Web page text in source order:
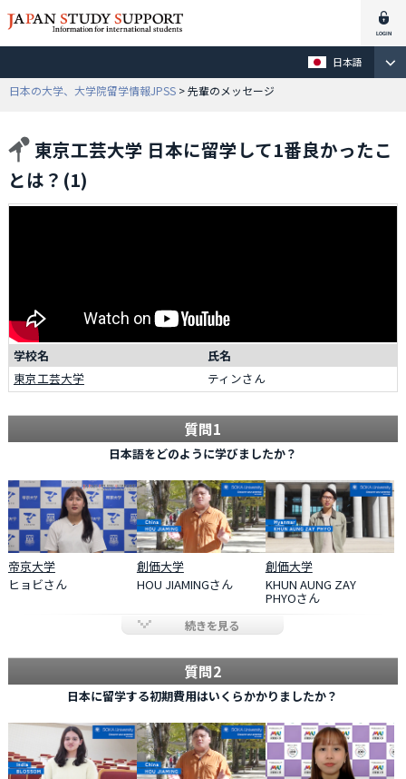
日本語
日本の大学、大学院留学情報JPSS > 先輩のメッセージ
東京工芸大学 日本に留学して1番良かったこ
とは？(1)
学校名
氏名
東京工芸大学
ティンさん
質問1
日本語をどのように学びましたか？
帝京大学
ヒョビさん
創価大学
HOU JIAMINGさん
創価大学
KHUN AUNG ZAY
PHYOさん
続きを見る
質問2
日本に留学する初期費用はいくらかかりましたか？